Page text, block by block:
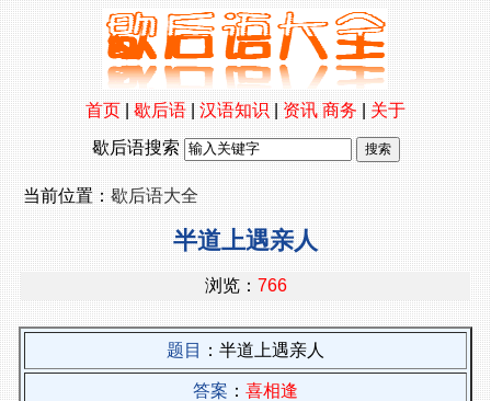
首页|歇后语|汉语知识|资讯 商务|关于
歇后语搜索
当前位置：歇后语大全
半道上遇亲人
浏览： 766
题目 ：半道上遇亲人
答案 ： 喜相逢